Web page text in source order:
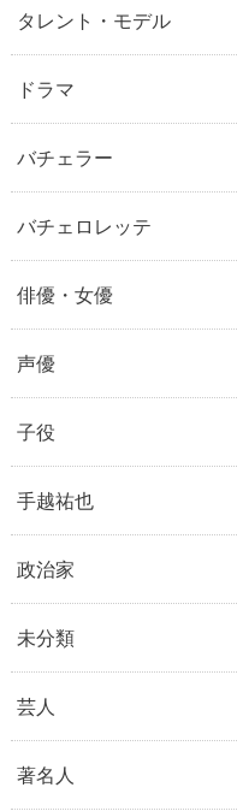
タレント・モデル
ドラマ
バチェラー
バチェロレッテ
俳優・女優
声優
子役
手越祐也
政治家
未分類
芸人
著名人